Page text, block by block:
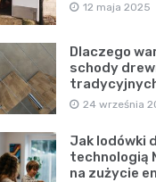
12 maja 2025
Dlaczego
schody
24 września
Jak lodówki
technologią
na zużycie